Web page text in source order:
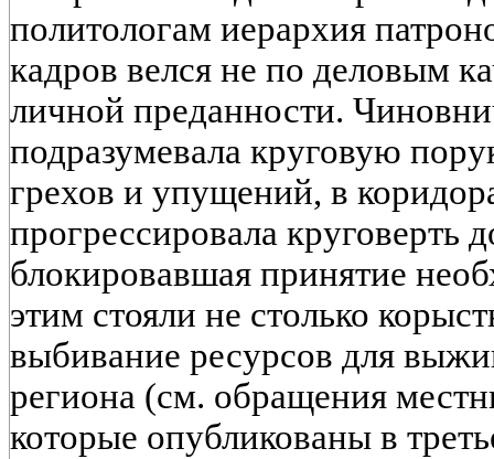
политологам иерархия
кадров велся не по деловым
личной преданности.
подразумевала круговую
грехов и упущений, в
прогрессировала круговерть
блокировавшая принятие
этим стояли не столько
выбивание ресурсов для
региона (см. обращения
которые опубликованы в